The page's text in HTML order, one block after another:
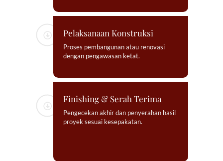
Pelaksanaan Konstruksi
Proses pembangunan atau renovasi
dengan pengawasan ketat.
Finishing & Serah Terima
Pengecekan akhir dan penyerahan hasil
proyek sesuai kesepakatan.